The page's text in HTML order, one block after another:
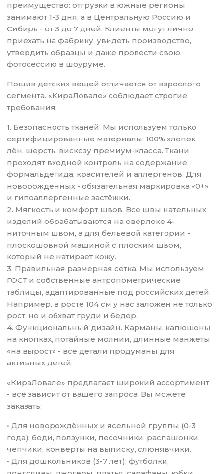
преимущество: отгрузки в южные регионы
занимают 1-3 дня, а в Центральную Россию и
Сибирь - от 3 до 7 дней. Клиенты могут лично
приехать на фабрику, увидеть производство,
утвердить образцы и даже провести свою
фотосессию в шоуруме.
Пошив детских вещей отличается от взрослого
сегмента. «КираЛовале» соблюдает строгие
требования:
1. Безопасность тканей. Мы используем только
сертифицированные материалы: 100% хлопок,
лён, шерсть, вискозу премиум-класса. Ткани
проходят входной контроль на содержание
формальдегида, красителей и аллергенов. Для
новорождённых - обязательная маркировка «0+»
и гипоаллергенные застёжки.
2. Мягкость и комфорт швов. Все швы нательных
изделий обрабатываются на оверлоке 4-
ниточным швом, а для бельевой категории -
плоскошовной машиной с плоским швом,
который не натирает кожу.
3. Правильная размерная сетка. Мы используем
ГОСТ и собственные антропометрические
таблицы, адаптированные под российских детей.
Например, в росте 104 см у нас заложен не только
рост, но и обхват груди и бедер.
4. Функциональный дизайн. Карманы, капюшоны
на кнопках, потайные молнии, длинные манжеты
«на вырост» - все детали продуманы для
активных детей.
«КираЛовале» предлагает широкий ассортимент
- всё зависит от вашего запроса. Вы можете
заказать:
• Для новорождённых и ясельной группы (0-3
года): боди, ползунки, песочники, распашонки,
чепчики, конверты на выписку, слюнявчики.
• Для дошкольников (3-7 лет): футболки,